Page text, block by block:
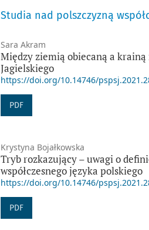
Studia nad polszczyzną
Sara Akram
Między ziemią obiecaną a krainą
Jagielskiego
https://doi.org/10.14746/
PDF
Krystyna Bojałkowska
Tryb rozkazujący – uwagi o
współczesnego języka polskiego
https://doi.org/10.14746/
PDF